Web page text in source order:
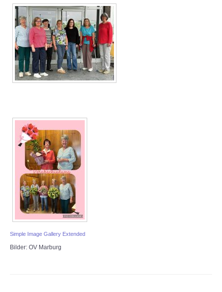
Simple Image Gallery Extended
Bilder: OV Marburg